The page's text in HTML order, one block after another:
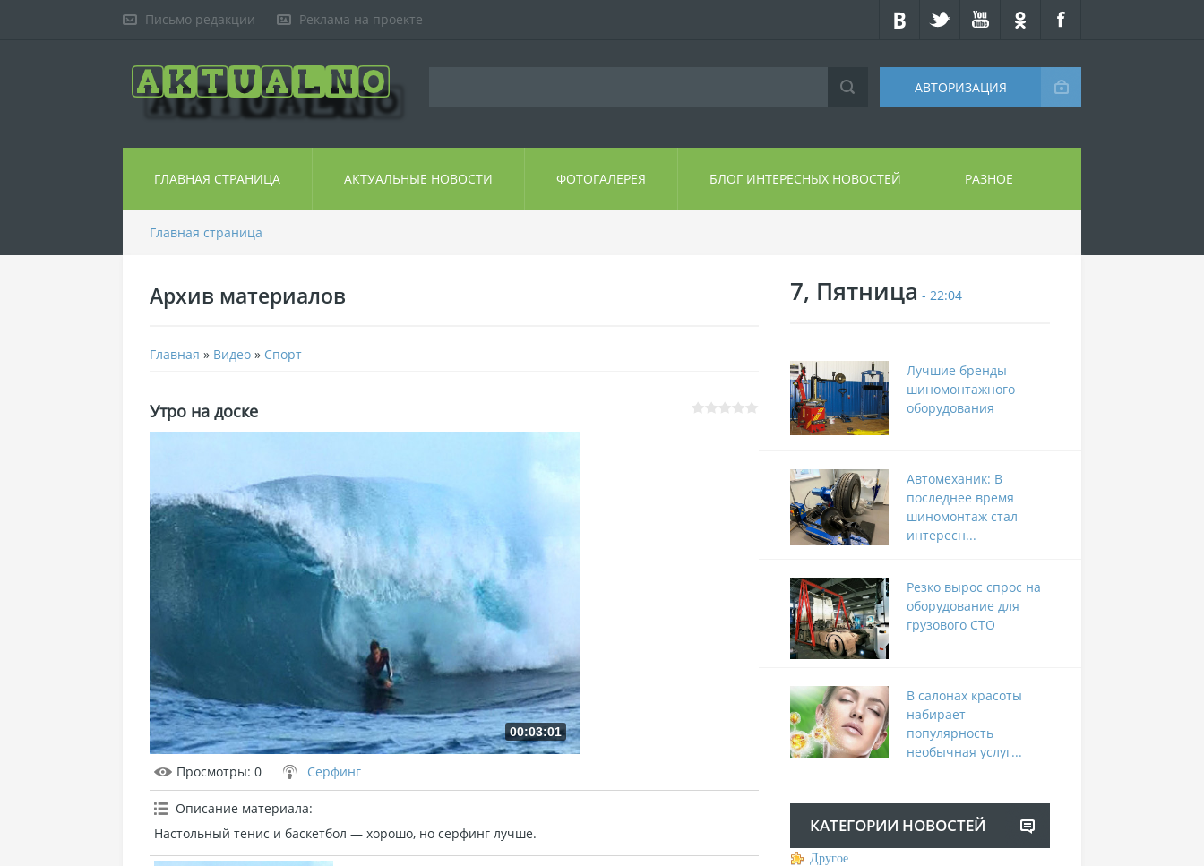
Письмо редакции Реклама на проекте
АВТОРИЗАЦИЯ
ГЛАВНАЯ СТРАНИЦА АКТУАЛЬНЫЕ НОВОСТИ ФОТОГАЛЕРЕЯ БЛОГ ИНТЕРЕСНЫХ НОВОСТЕЙ РАЗНОЕ
Главная страница
Архив материалов
Главная » Видео » Спорт
Утро на доске
00:03:01
Просмотры: 0 Серфинг
Описание материала:
Настольный тенис и баскетбол — хорошо, но серфинг лучше.
7, Пятница - 22:04
Лучшие бренды
шиномонтажного
оборудования
Автомеханик: В
последнее время
шиномонтаж стал
интересн...
Резко вырос спрос на
оборудование для
грузового СТО
В салонах красоты
набирает
популярность
необычная услуг...
КАТЕГОРИИ НОВОСТЕЙ
Другое